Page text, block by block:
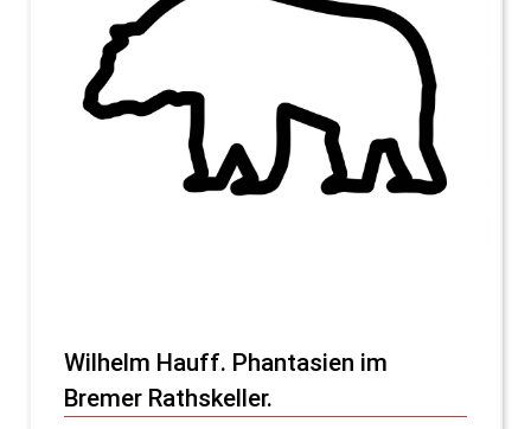
Wilhelm Hauff. Phantasien im
Bremer Rathskeller.